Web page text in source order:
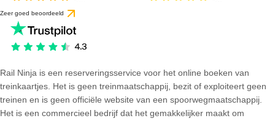
Zeer goed beoordeeld
Rail Ninja is een reserveringsservice voor het online boeken van
treinkaartjes. Het is geen treinmaatschappij, bezit of exploiteert geen
treinen en is geen officiële website van een spoorwegmaatschappij.
Het is een commercieel bedrijf dat het gemakkelijker maakt om